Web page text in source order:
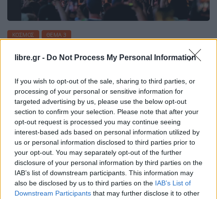
libre.gr - Do Not Process My Personal Information
If you wish to opt-out of the sale, sharing to third parties, or
processing of your personal or sensitive information for
targeted advertising by us, please use the below opt-out
section to confirm your selection. Please note that after your
opt-out request is processed you may continue seeing
interest-based ads based on personal information utilized by
us or personal information disclosed to third parties prior to
your opt-out. You may separately opt-out of the further
disclosure of your personal information by third parties on the
IAB’s list of downstream participants. This information may
also be disclosed by us to third parties on the IAB’s List of
Downstream Participants that may further disclose it to other
ΚΌΣΜΟΣ ΘΈΜΑ 3
Νέα Υόρκη: Χιλιάδες στους δρόμους
για το πρωτάθλημα των Knicks–
Πανηγυρισμοί
Η Συντακτική ομάδα του Libre
14 Ιουνίου, 2026
Ύστερα από 53 χρόνια αναμονής, η πολυπόθητη
στιγμή έφτασε για τους φιλάθλους των New York
Knicks. Οι δρόμοι της Νέας Υόρκης πλημμύρισαν
από οπαδούς που πανηγύριζαν το βράδυ του